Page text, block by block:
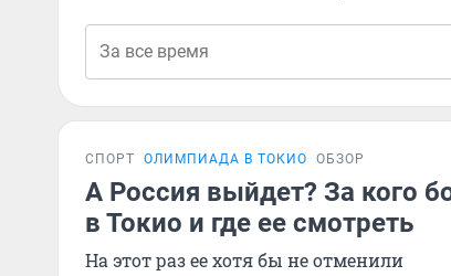
СПОРТ ОЛИМПИАДА В ТОКИО ОБЗОР
А Россия выйдет? За кого
в Токио и где ее смотреть
На этот раз ее хотя бы не отменили